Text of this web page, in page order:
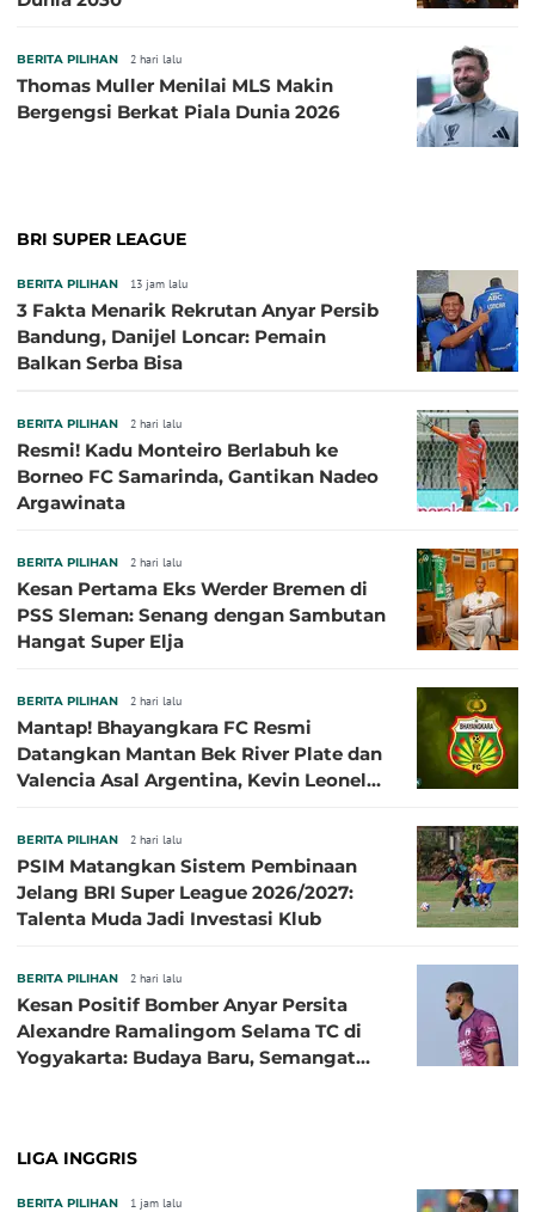
BERITA PILIHAN 2 hari lalu
Thomas Muller Menilai MLS Makin
Bergengsi Berkat Piala Dunia 2026
BRI SUPER LEAGUE
BERITA PILIHAN 13 jam lalu
3 Fakta Menarik Rekrutan Anyar Persib
Bandung, Danijel Loncar: Pemain
Balkan Serba Bisa
BERITA PILIHAN 2 hari lalu
Resmi! Kadu Monteiro Berlabuh ke
Borneo FC Samarinda, Gantikan Nadeo
Argawinata
BERITA PILIHAN 2 hari lalu
Kesan Pertama Eks Werder Bremen di
PSS Sleman: Senang dengan Sambutan
Hangat Super Elja
BERITA PILIHAN 2 hari lalu
Mantap! Bhayangkara FC Resmi
Datangkan Mantan Bek River Plate dan
Valencia Asal Argentina, Kevin Leonel
BERITA PILIHAN 2 hari lalu
PSIM Matangkan Sistem Pembinaan
Jelang BRI Super League 2026/2027:
Talenta Muda Jadi Investasi Klub
BERITA PILIHAN 2 hari lalu
Kesan Positif Bomber Anyar Persita
Alexandre Ramalingom Selama TC di
Yogyakarta: Budaya Baru, Semangat
LIGA INGGRIS
BERITA PILIHAN 1 jam lalu